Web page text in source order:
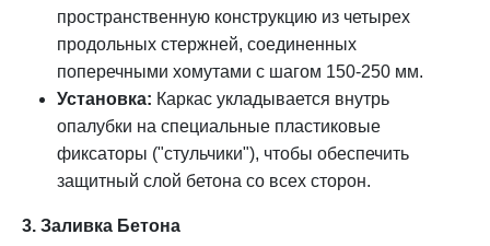
пространственную конструкцию из четырех
продольных стержней, соединенных
поперечными хомутами с шагом 150-250 мм.
Установка: Каркас укладывается внутрь
опалубки на специальные пластиковые
фиксаторы ("стульчики"), чтобы обеспечить
защитный слой бетона со всех сторон.
3. Заливка Бетона